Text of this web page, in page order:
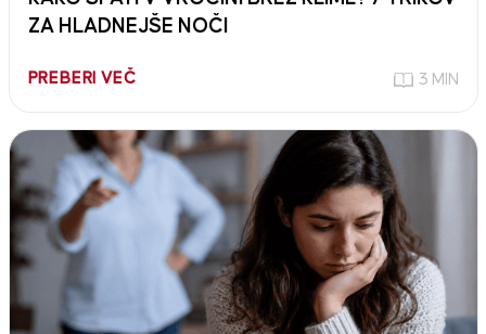
ZA HLADNEJŠE NOČI
PREBERI VEČ 3 MIN